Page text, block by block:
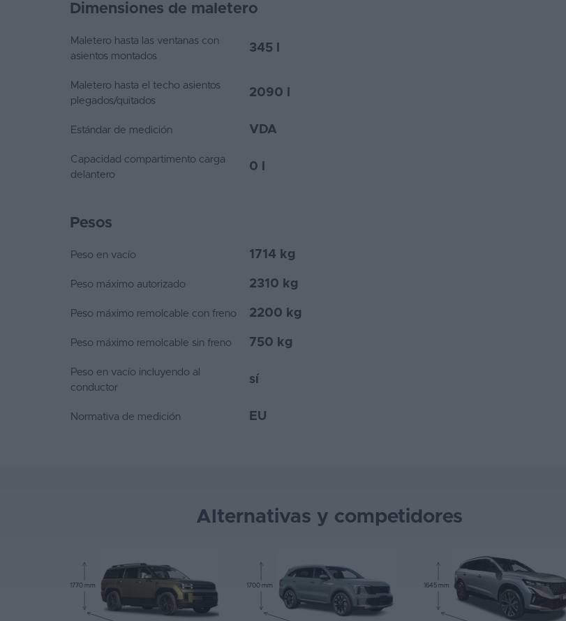
Maletero hasta las ventanas con
asientos montados
345 l
Maletero hasta el techo asientos
plegados/quitados
2090 l
Estándar de medición VDA
Capacidad compartimento carga
delantero
0 l
Dimensiones de maletero
Peso en vacío 1714 kg
Peso máximo autorizado 2310 kg
Peso máximo remolcable con freno 2200 kg
Peso máximo remolcable sin freno 750 kg
Peso en vacío incluyendo al
conductor
sí
Normativa de medición EU
Pesos
Alternativas y competidores
1770 mm 1700 mm 1645 mm